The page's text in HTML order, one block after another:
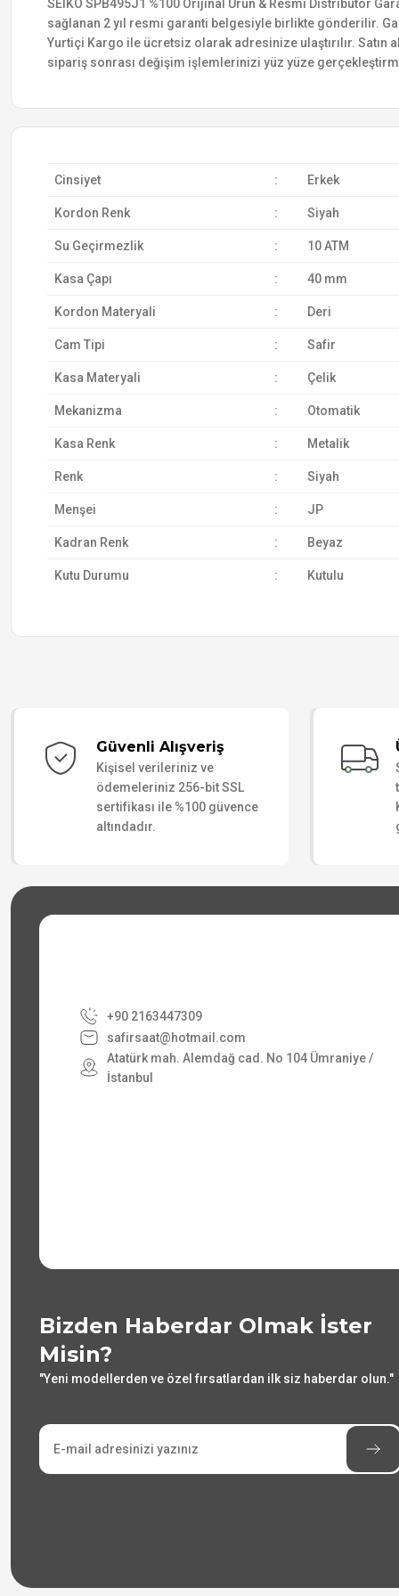
SEIKO SPB495J1 %100 Orijinal Ürün & Resmi Distribütör
sağlanan 2 yıl resmi garanti belgesiyle birlikte gönderilir.
Yurtiçi Kargo ile ücretsiz olarak adresinize ulaştırılır.
sipariş sonrası değişim işlemlerinizi yüz yüze
Cinsiyet : Erkek
Kordon Renk : Siyah
Su Geçirmezlik : 10 ATM
Kasa Çapı : 40 mm
Kordon Materyali : Deri
Cam Tipi : Safir
Kasa Materyali : Çelik
Mekanizma : Otomatik
Kasa Renk : Metalik
Renk : Siyah
Menşei : JP
Kadran Renk : Beyaz
Kutu Durumu : Kutulu
Güvenli Alışveriş
Kişisel verileriniz ve
ödemeleriniz 256-bit SSL
sertifikası ile %100 güvence
altındadır.
+90 2163447309
safirsaat@hotmail.com
Atatürk mah. Alemdağ cad. No 104 Ümraniye /
İstanbul
Bizden Haberdar Olmak İster
Misin?
"Yeni modellerden ve özel fırsatlardan ilk siz haberdar olun."